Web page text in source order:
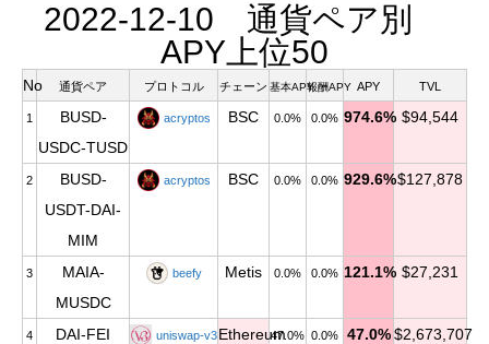
2022-12-10 通貨ペア別
APY上位50
No 通貨ペア プロトコル チェーン 基本APY報酬APY APY TVL
1
BUSD-
USDC-TUSD
acryptos BSC 0.0% 0.0% 974.6% $94,544
2
BUSD-
USDT-DAI-
MIM
acryptos BSC 0.0% 0.0% 929.6%$127,878
3
MAIA-
MUSDC
beefy Metis 0.0% 0.0% 121.1% $27,231
4 DAI-FEI uniswap-v3Ethereum47.0% 0.0% 47.0% $2,673,707